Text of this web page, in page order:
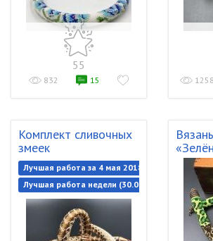
55
832 15 1258
Комплект сливочных
змеек
Лучшая работа за 4 мая 2018
Лучшая работа недели (30.04.2018-